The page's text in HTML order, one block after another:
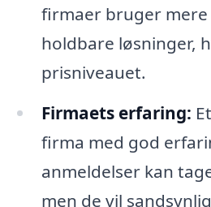
firmaer bruger mere
holdbare løsninger,
prisniveauet.
Firmaets erfaring:
firma med god
anmeldelser kan
men de vil